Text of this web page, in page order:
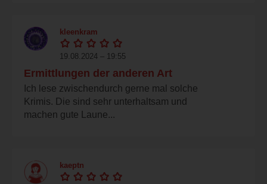
kleenkram
19.08.2024 – 19:55
Ermittlungen der anderen Art
Ich lese zwischendurch gerne mal solche
Krimis. Die sind sehr unterhaltsam und
machen gute Laune...
kaeptn